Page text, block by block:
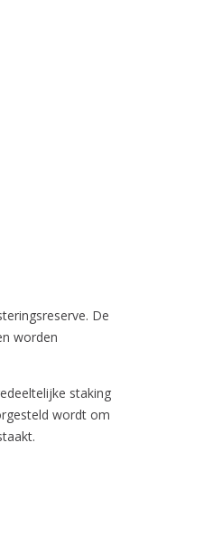
De
worden
staking
wordt om